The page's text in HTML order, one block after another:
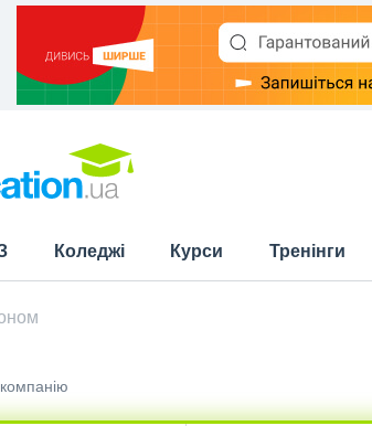
Коледжі Курси Тренінги